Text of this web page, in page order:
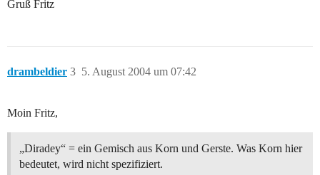
Gruß Fritz
drambeldier 5. August 2004 um 07:42
3
Moin Fritz,
„Diradey“ = ein Gemisch aus Korn und Gerste. Was Korn hier
bedeutet, wird nicht spezifiziert.